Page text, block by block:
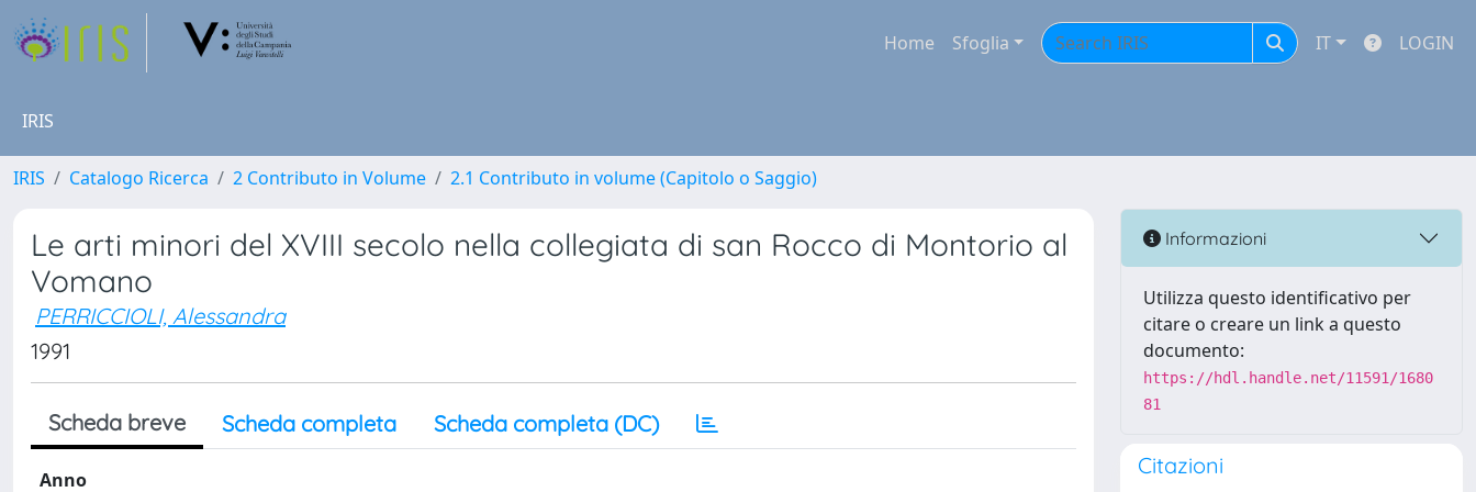
Home Sfoglia IT LOGIN
IRIS
IRIS Catalogo Ricerca 2 Contributo in Volume 2.1 Contributo in volume (Capitolo o Saggio)
Le arti minori del XVIII secolo nella collegiata di san Rocco di Montorio al
Vomano
PERRICCIOLI, Alessandra
1991
Scheda breve Scheda completa Scheda completa (DC)
Anno
Informazioni
Utilizza questo identificativo per
citare o creare un link a questo
documento:
https://hdl.handle.net/11591/1680
81
Citazioni